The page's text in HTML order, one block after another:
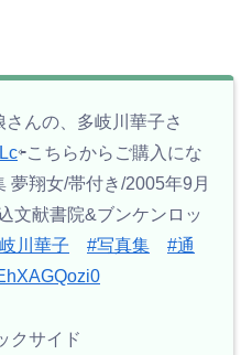
んの、多岐川華子さ
⇦こちらからご購入にな
夢翔女/帯付き/2005年9月
文献書院&ブンケンロッ
川華子 #写真集
#通
クサイド